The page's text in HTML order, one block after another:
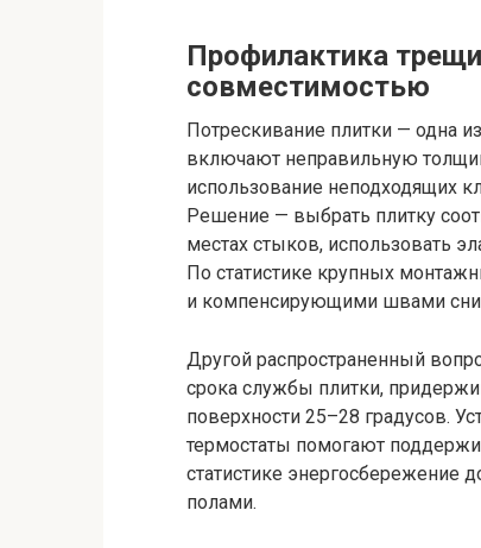
Профилактика
совместимостью
Потрескивание плитки — одна
включают неправильную
использование неподходящих
Решение — выбрать плитку
местах стыков, использовать
По статистике крупных
и компенсирующими швами
Другой распространенный
срока службы плитки,
поверхности 25–28 градусов.
термостаты помогают
статистике энергосбережение
полами.